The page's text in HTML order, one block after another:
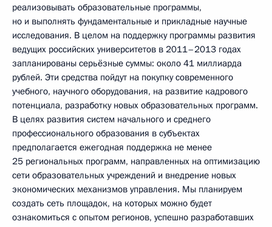
реализовывать образовательные программы,
но и выполнять фундаментальные и прикладные научные
исследования. В целом на поддержку программы развития
ведущих российских университетов в 2011–2013 годах
запланированы серьёзные суммы: около 41 миллиарда
рублей. Эти средства пойдут на покупку современного
учебного, научного оборудования, на развитие кадрового
потенциала, разработку новых образовательных программ.
В целях развития систем начального и среднего
профессионального образования в субъектах
предполагается ежегодная поддержка не менее
25 региональных программ, направленных на оптимизацию
сети образовательных учреждений и внедрение новых
экономических механизмов управления. Мы планируем
создать сеть площадок, на которых можно будет
ознакомиться с опытом регионов, успешно разработавших